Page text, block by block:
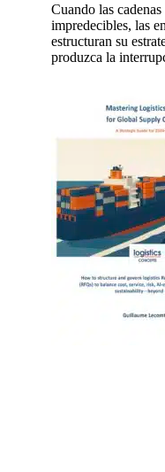
Cuando las
impredecibles, las
estructuran su
produzca la